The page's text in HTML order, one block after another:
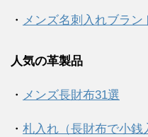
・ メンズ名刺入れブラン
人気の革製品
・ メンズ長財布31選
・ 札入れ（長財布で小銭